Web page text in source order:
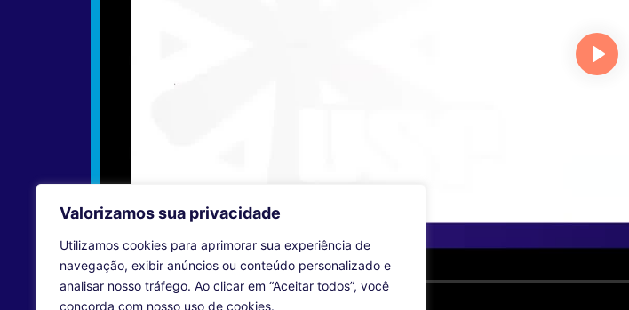
Valorizamos sua privacidade
Utilizamos cookies para aprimorar sua experiência de
navegação, exibir anúncios ou conteúdo personalizado e
analisar nosso tráfego. Ao clicar em “Aceitar todos”, você
concorda com nosso uso de cookies.